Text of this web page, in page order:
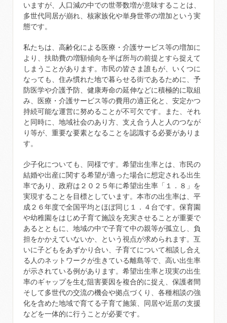
いますが、人口減の中での世帯数増が意味することは、
多世代同居が崩れ、核家族化や単身世帯の増加という実
態です。
私たちは、高齢化による医療・介護サービス等の増加に
より、扶助費の増額傾向を半ば所与の前提とすら捉えて
しまうことがあります。市民の皆さま誰もが、いくつに
なっても、住み慣れた地で暮らせる街であるために、予
防医学や介護予防、健康寿命の延伸などに積極的に取組
み、医療・介護サービス等の費用の適正化と、安定かつ
持続可能な運営に努めることが不可欠です。また、それ
と同時に、地域社会のあり方、支え合う人と人のつなが
り等が、重要な要素となることを認識する必要がありま
す。
少子化についても、同様です。希望出生率とは、市民の
結婚や出産に関する希望が適った場合に想定される出生
率であり、政府は２０２５年に希望出生率「１．８」を
実現することを目標としています。本市の出生率は、平
成２６年度で全国平均とほぼ同じ１．４台です。保育園
や幼稚園をはじめ子育て施設を充実させることが重要で
あるとともに、地域の中で子育て中の親等が孤立し、負
担をかかえていないか、という視点が求められます。互
いに子どもをあずかり合い、子育てについて相談し合え
る人のネットワークが生きている離島等で、高い出生率
が示されている例があります。希望出生率と現実の出生
率のギャップを生む阻害要因を複合的に捉え、保護者間
そして多世代の交流の機会や拠点づくり、各種相談の強
化を含めた地域で育てる子育て施策、同居や近居の支援
などを一体的に行うことが必要です。